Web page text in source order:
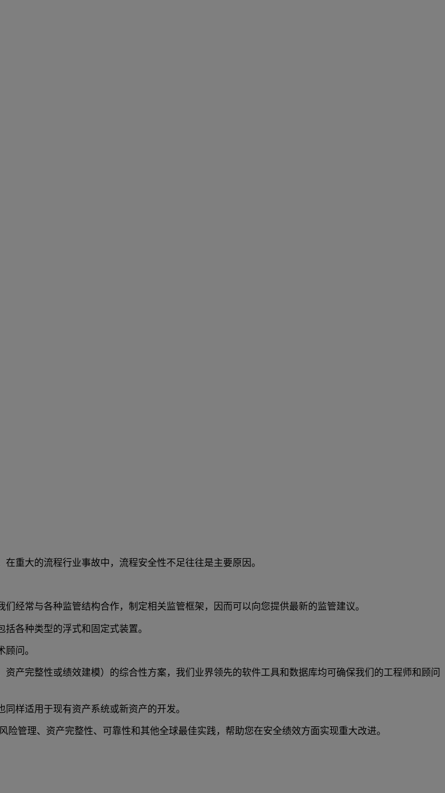
重大的流程行业事故中，流程安全性不足往往是主要原因。
经常与各种监管结构合作，制定相关监管框架，因而可以向您提供最新的监管建议。
各种类型的浮式和固定式装置。
问。
产完整性或绩效建模）的综合性方案，我们业界领先的软件工具和数据库均可确保我们的工程师和顾问
样适用于现有资产系统或新资产的开发。
管理、资产完整性、可靠性和其他全球最佳实践，帮助您在安全绩效方面实现重大改进。